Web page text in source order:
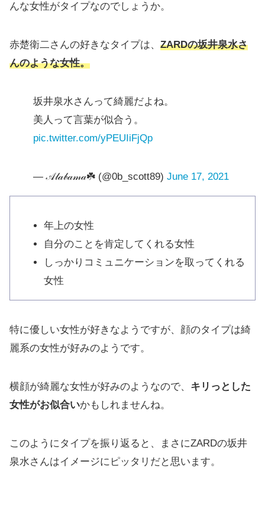
んな女性がタイプなのでしょうか。
赤楚衛二さんの好きなタイプは、 ZARDの坂井泉水さ
んのような女性。
坂井泉水さんって綺麗だよね。
美人って言葉が似合う。
pic.twitter.com/yPEUIiFjQp
— 𝒜𝓁𝒶𝒷𝒶𝓂𝒶☘️ (@0b_scott89) June 17, 2021
年上の女性
自分のことを肯定してくれる女性
しっかりコミュニケーションを取ってくれる
女性
特に優しい女性が好きなようですが、顔のタイプは綺
麗系の女性が好みのようです。
横顔が綺麗な女性が好みのようなので、 キリっとした
女性がお似合いかもしれませんね。
このようにタイプを振り返ると、まさにZARDの坂井
泉水さんはイメージにピッタリだと思います。